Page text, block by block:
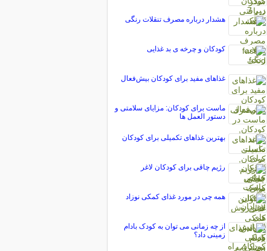
هشدار درباره مصرف تنقلات رنگی
کودکان و چرخه ی بد غذایی
غذاهای مفید برای کودکان بیش‌فعال
ماست برای کودکان: مزایای سلامتی و
دستور العمل ها
بهترین غذاهای تکمیلی برای کودکان
رژیم چاقی برای کودکان لاغر
همه چی در مورد غذای کمکی نوزاد
از چه زمانی می توان به کودک بادام
زمینی داد؟